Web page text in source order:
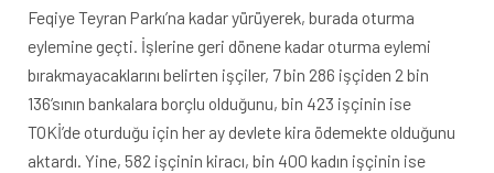
Feqiye Teyran Parkı’na kadar yürüyerek, burada oturma
eylemine geçti. İşlerine geri dönene kadar oturma eylemi
bırakmayacaklarını belirten işçiler, 7 bin 286 işçiden 2 bin
136’sının bankalara borçlu olduğunu, bin 423 işçinin ise
TOKİ’de oturduğu için her ay devlete kira ödemekte olduğunu
aktardı. Yine, 582 işçinin kiracı, bin 400 kadın işçinin ise